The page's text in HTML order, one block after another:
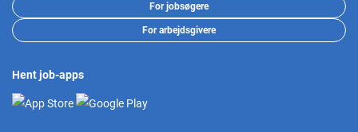
For jobsøgere
For arbejdsgivere
Hent job-apps